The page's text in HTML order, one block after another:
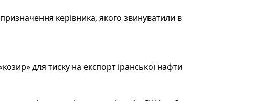
керівника, якого звинуватили в
для тиску на експорт іранської нафти